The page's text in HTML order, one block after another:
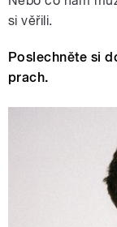
si věřili.
Poslechněte si
prach.